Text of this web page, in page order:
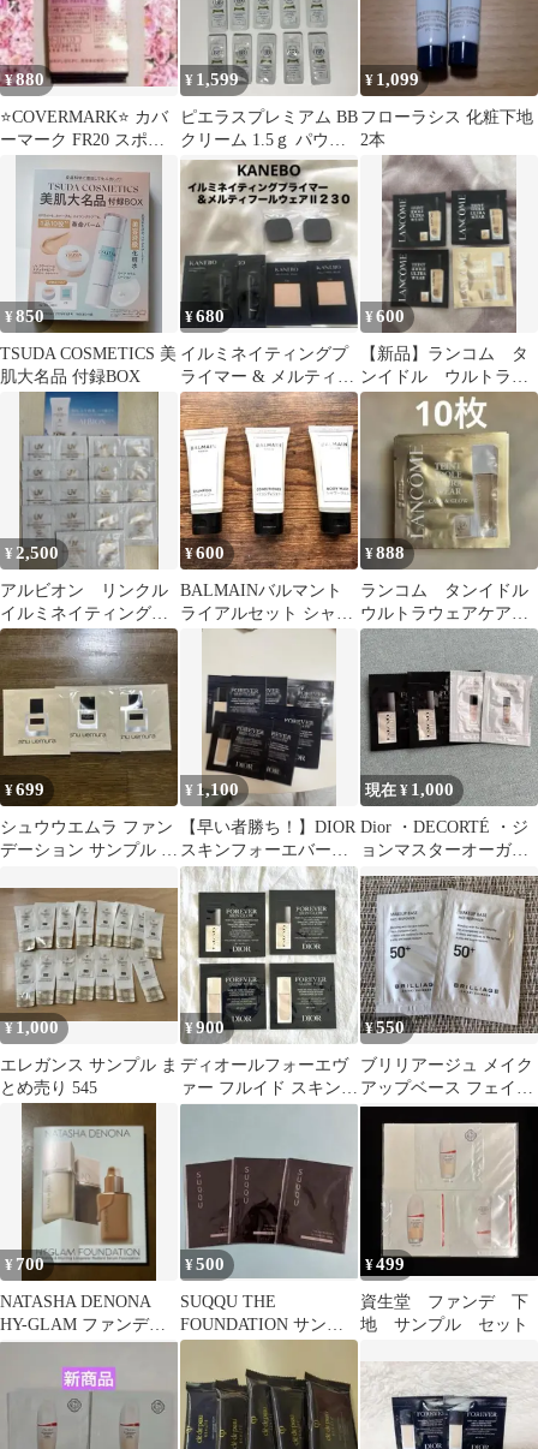
¥880
⭐COVERMARK⭐ カバ
ーマーク FR20 スポン
¥ 1,599
ピエラスプレミアム BB
クリーム 1.5ｇ パウチ
使い切り15包セット
¥ 1,099
フローラシス 化粧下地
2本
¥850
TSUDA COSMETICS 美
肌大名品 付録BOX
¥680
イルミネイティングプ
ライマー & メルティフ
ィールウェアII サンプ
ル 2個ずつ
¥600
【新品】ランコム タ
ンイドル ウルトラウ
ェア ファンデーショ
ン サンプル 4個
¥ 2,500
アルビオン リンクル
イルミネイティングデ
イクリーム
¥600
BALMAINバルマント
ライアルセット シャン
プーコンディショナー
¥888
ランコム タンイドル
ウルトラウェアケアア
ンドグロウ PO-01
¥699
シュウウエムラ ファン
デーション サンプル 3
¥ 1,100
【早い者勝ち！】DIOR
スキンフォーエバーグ
ロウ サンプル 6枚入
り
現在 ¥ 1,000
Dior ・DECORTÉ ・ジ
ョンマスターオーガニ
ック★まとめ売り★
¥1,000
エレガンス サンプル ま
とめ売り 545
¥900
ディオールフォーエヴ
ァー フルイド スキン
グロウ0N 1Nとメイク
¥550
ブリリアージュ メイク
アップベース フェイス
レスポンサー サンプル
¥ 700
NATASHA DENONA
HY-GLAM ファンデー
ション 色見本 サンプル
¥500
SUQQU THE
FOUNDATION サンプ
ル 110 3パック
¥499
資生堂 ファンデ 下
地 サンプル セット